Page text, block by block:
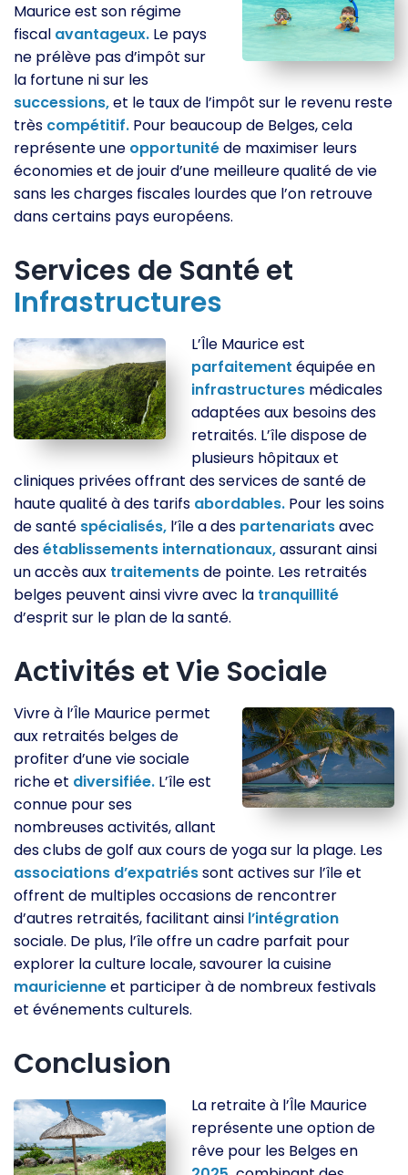
Maurice est son régime
fiscal avantageux. Le pays
ne prélève pas d’impôt sur
la fortune ni sur les
successions,et le taux de l’impôt sur le revenu reste
très compétitif. Pour beaucoup de Belges, cela
représente une opportunitéde maximiser leurs
économies et de jouir d’une meilleure qualité de vie
sans les charges fiscales lourdes que l’on retrouve
dans certains pays européens.
Services de Santé et
Infrastructures
L’Île Maurice est
parfaitement équipée en
infrastructures médicales
adaptées aux besoins des
retraités. L’île dispose de
plusieurs hôpitaux et
cliniques privées offrant des services de santé de
haute qualité à des tarifs abordables. Pour les soins
de santé spécialisés, l’île a des partenariatsavec
desétablissements internationaux,assurant ainsi
un accès aux traitementsde pointe. Les retraités
belges peuvent ainsi vivre avec la tranquillité
d’esprit sur le plan de la santé.
Activités et Vie Sociale
Vivre à l’Île Maurice permet
aux retraités belges de
profiter d’une vie sociale
riche et diversifiée. L’île est
connue pour ses
nombreuses activités, allant
des clubs de golf aux cours de yoga sur la plage. Les
associations d’expatriéssont actives sur l’île et
offrent de multiples occasions de rencontrer
d’autres retraités, facilitant ainsi l’intégration
sociale. De plus, l’île offre un cadre parfait pour
explorer la culture locale, savourer la cuisine
mauricienneet participer à de nombreux festivals
et événements culturels.
Conclusion
La retraite à l’Île Maurice
représente une option de
rêve pour les Belges en